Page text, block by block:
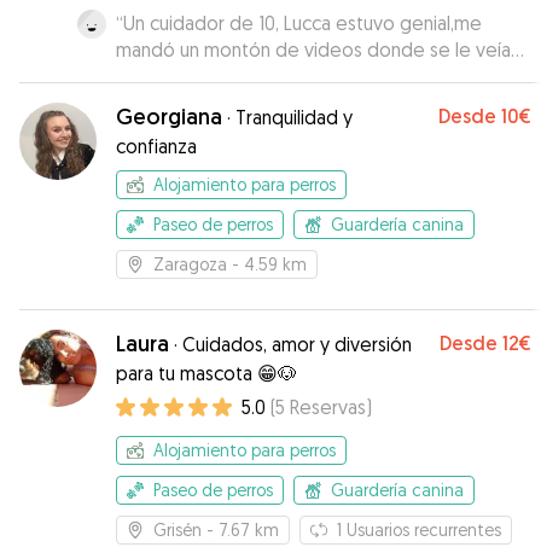
“Un cuidador de 10, Lucca estuvo genial,me
mandó un montón de videos donde se le veía
súper feliz, corriendo en su casa con sus
mascotas en su jardín. Alberto es encantador
con los animales y eso se nota en la reacción del
perro tanto al dejarlo como al recogerlo.
Repetiremos sin duda siempre que necesitemos
dejarlo,no puede estar en mejores manos.
Georgiana · Tranquilidad y
confianza
Desde 10€
Alojamiento para perros
Paseo de perros
Guardería canina
Zaragoza - 4.59 km
Laura · Cuidados, amor y diversión
para tu mascota 😁🐶
Desde 12€
5.0 (5 Reservas)
Alojamiento para perros
Paseo de perros
Guardería canina
Grisén - 7.67 km 1 Usuarios recurrentes